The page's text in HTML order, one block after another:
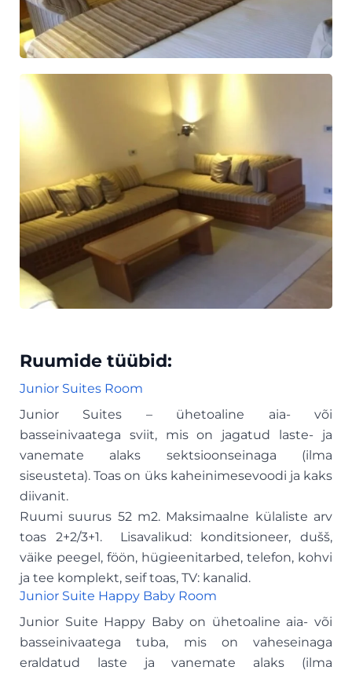
Ruumide tüübid:
Junior Suites Room
Junior Suites – ühetoaline aia- või
basseinivaatega sviit, mis on jagatud laste- ja
vanemate alaks sektsioonseinaga (ilma
siseusteta). Toas on üks kaheinimesevoodi ja kaks
diivanit.
Ruumi suurus 52 m2. Maksimaalne külaliste arv
toas 2+2/3+1. Lisavalikud: konditsioneer, dušš,
väike peegel, föön, hügieenitarbed, telefon, kohvi
ja tee komplekt, seif toas, TV: kanalid.
Junior Suite Happy Baby Room
Junior Suite Happy Baby on ühetoaline aia- või
basseinivaatega tuba, mis on vaheseinaga
eraldatud laste ja vanemate alaks (ilma